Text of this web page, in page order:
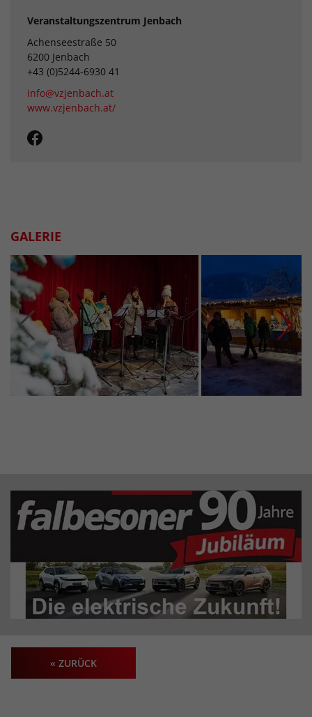
Veranstaltungszentrum Jenbach
Achenseestraße 50
6200 Jenbach
+43 (0)5244-6930 41
info@vzjenbach.at
www.vzjenbach.at/
GALERIE
« ZURÜCK